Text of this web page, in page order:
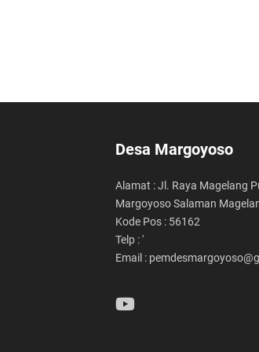
Desa Margoyoso
Alamat : Jl. Raya Magelang
Margoyoso Salaman
Kode Pos : 56162
Telp : '
Email :